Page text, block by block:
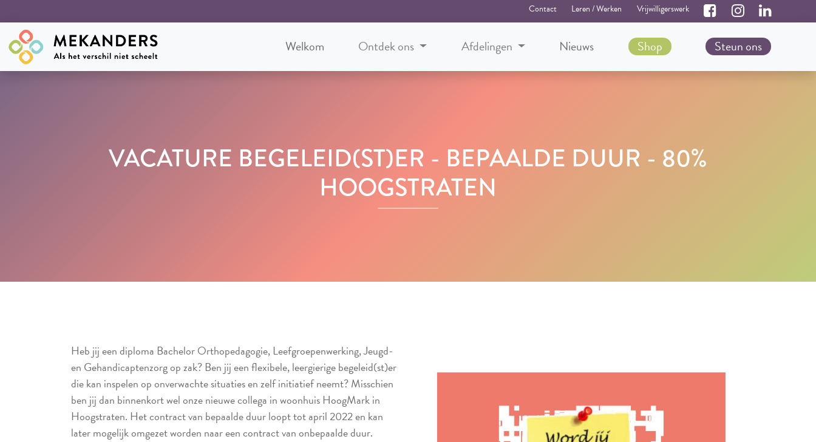
Contact Leren / Werken Vrijwilligerswerk
Welkom Ontdek ons Afdelingen Nieuws Shop Steun ons
VACATURE BEGELEID(ST)ER - BEPAALDE DUUR - 80%
HOOGSTRATEN
Heb jij een diploma Bachelor Orthopedagogie, Leefgroepenwerking, Jeugd-
en Gehandicaptenzorg op zak? Ben jij een flexibele, leergierige begeleid(st)er
die kan inspelen op onverwachte situaties en zelf initiatief neemt? Misschien
ben jij dan binnenkort wel onze nieuwe collega in woonhuis HoogMark in
Hoogstraten. Het contract van bepaalde duur loopt tot april 2022 en kan
later mogelijk omgezet worden naar een contract van onbepaalde duur.